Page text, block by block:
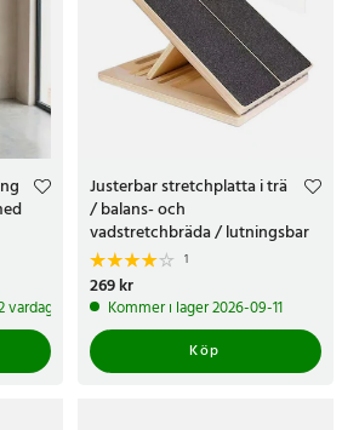
Justerbar stretchplatta i trä
/ balans- och
vadstretchbräda / lutningsbar
träningsplatta1
Pris:269 kr
269 kr
Kommer i lager 2026-09-11
Köp